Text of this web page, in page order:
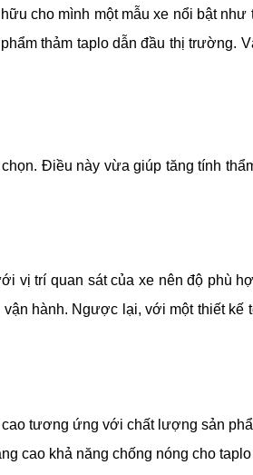
cho mình một mẫu xe nổi bật như
thảm taplo dẫn đầu thị trường.
Điều này vừa giúp tăng tính
vị trí quan sát của xe nên độ phù
hành. Ngược lại, với một thiết kế
tương ứng với chất lượng sản
cao khả năng chống nóng cho